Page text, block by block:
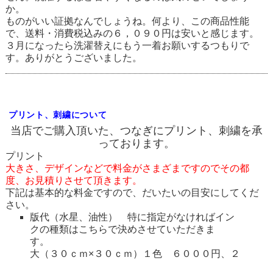
か。
ものがいい証拠なんでしょうね。何より、この商品性能
で、送料・消費税込みの６，０９０円は安いと感じます。
３月になったら洗濯替えにもう一着お願いするつもりで
す。ありがとうございました。
プリント、刺繍について
当店でご購入頂いた、つなぎにプリント、刺繍を承
っております。
プリント
大きさ、デザインなどで料金がさまざまですのでその都
度、お見積りさせて頂きます。
下記は基本的な料金ですので、だいたいの目安にしてくだ
さい。
版代（水星、油性） 特に指定がなければイン
クの種類はこちらで決めさせていただきま
す。
大（３０ｃｍ×３０ｃｍ）１色 ６０００円、２